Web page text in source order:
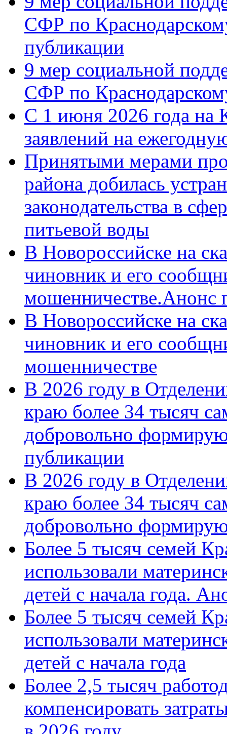
СФР по
публикации
9 мер социальной
СФР по
С 1 июня 2026 года на
заявлений на
Принятыми мерами
района добилась
законодательства в
питьевой воды
В Новороссийске на
чиновник и его
мошенничестве.Анонс
В Новороссийске на
чиновник и его
мошенничестве
В 2026 году в
краю более 34 тысяч
добровольно
публикации
В 2026 году в
краю более 34 тысяч
добровольно
Более 5 тысяч семей
использовали
детей с начала года.
Более 5 тысяч семей
использовали
детей с начала года
Более 2,5 тысяч
компенсировать